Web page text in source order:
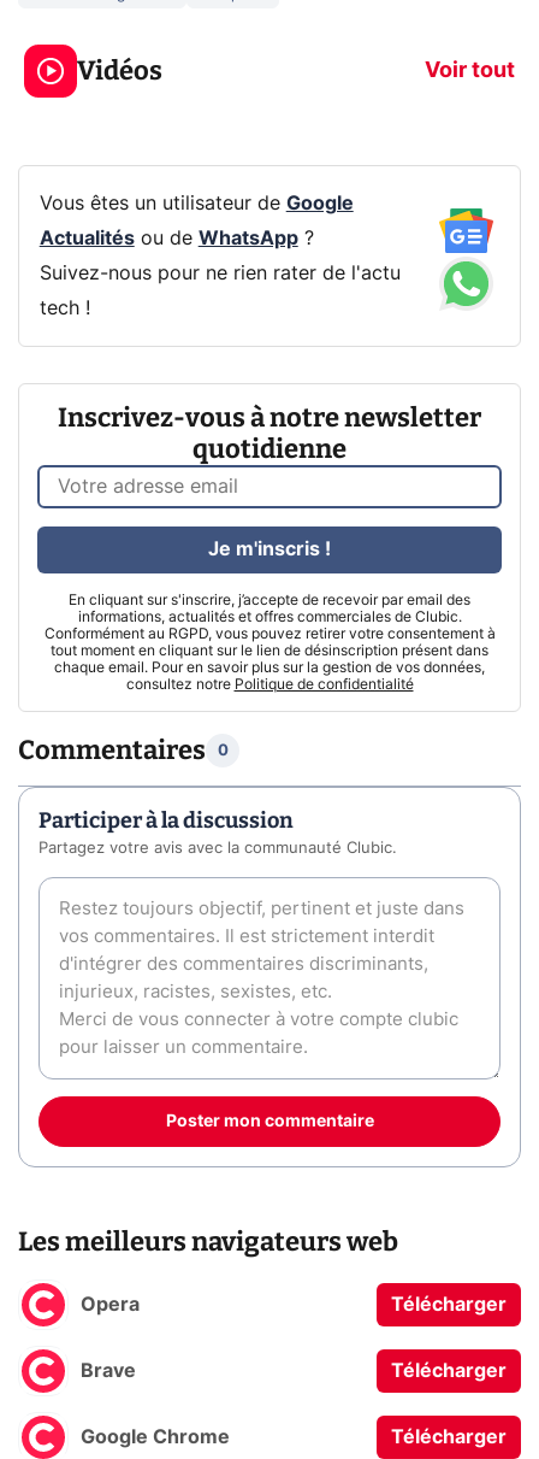
Vidéos Voir tout
3 écrans en 1 pour
319€ ? Voici L'AOC
CQ32G4ZA !
prochaine
Vous êtes un utilisateur de Google
Actualitésou de WhatsApp?
Suivez-nous pour ne rien rater de l'actu
tech !
Inscrivez-vous à notre newsletter
quotidienne
En cliquant sur s'inscrire, j’accepte de recevoir par email des
informations, actualités et offres commerciales de Clubic.
Conformément au RGPD, vous pouvez retirer votre consentement à
tout moment en cliquant sur le lien de désinscription présent dans
chaque email. Pour en savoir plus sur la gestion de vos données,
consultez notre Politique de confidentialité
Je m'inscris !
Commentaires 0
Participer à la discussion
Partagez votre avis avec la communauté Clubic.
Poster mon commentaire
Les meilleurs navigateurs web
Opera Télécharger
Brave Télécharger
Google Chrome Télécharger